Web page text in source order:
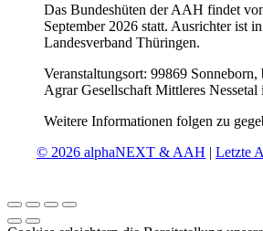
Das Bundeshüten der AAH findet
September 2026 statt. Ausrichter ist
Landesverband Thüringen.
Veranstaltungsort: 99869 Sonneborn,
Agrar Gesellschaft Mittleres Nessetal
Weitere Informationen folgen zu
© 2026 alphaNEXT & AAH | Letzte